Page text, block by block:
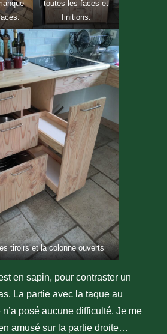
toutes les faces et
finitions.
tiroirs et la colonne ouverts
en sapin, pour contraster un
La partie avec la taque au
posé aucune difficulté. Je me
amusé sur la partie droite…